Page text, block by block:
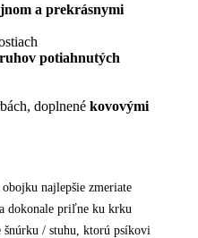
a prekrásnymi
potiahnutých
doplnené kovovými
najlepšie zmeriate
dokonale priľne ku krku
šnúrku / stuhu, ktorú psíkovi